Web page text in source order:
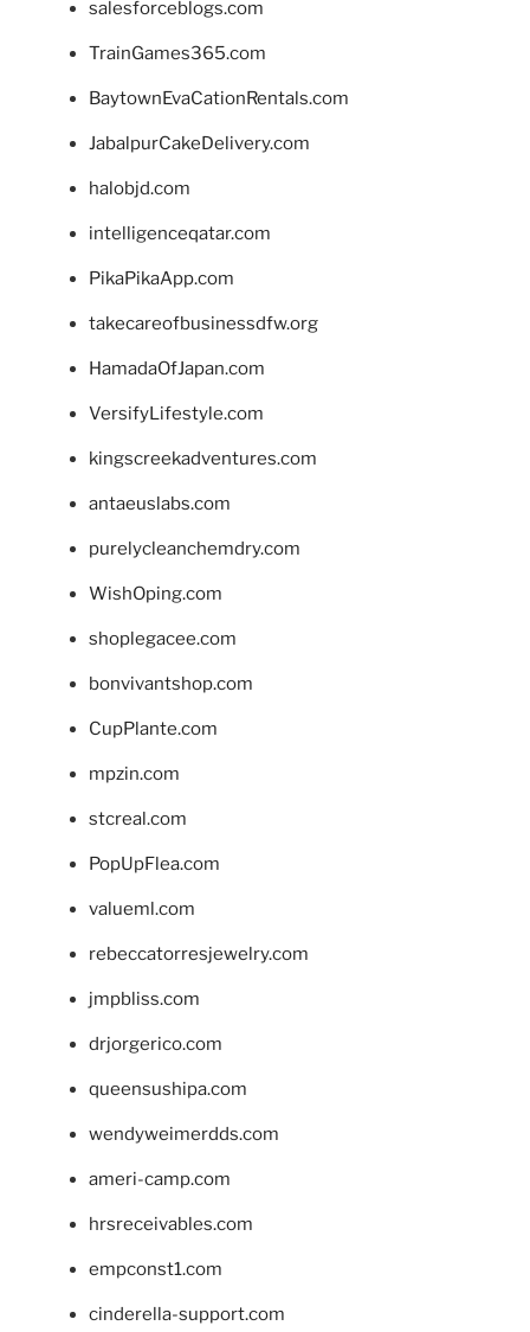
salesforceblogs.com
TrainGames365.com
BaytownEvaCationRentals.com
JabalpurCakeDelivery.com
halobjd.com
intelligenceqatar.com
PikaPikaApp.com
takecareofbusinessdfw.org
HamadaOfJapan.com
VersifyLifestyle.com
kingscreekadventures.com
antaeuslabs.com
purelycleanchemdry.com
WishOping.com
shoplegacee.com
bonvivantshop.com
CupPlante.com
mpzin.com
stcreal.com
PopUpFlea.com
valueml.com
rebeccatorresjewelry.com
jmpbliss.com
drjorgerico.com
queensushipa.com
wendyweimerdds.com
ameri-camp.com
hrsreceivables.com
empconst1.com
cinderella-support.com